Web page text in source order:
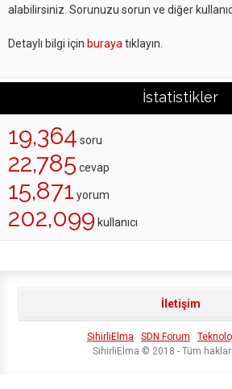
alabilirsiniz. Sorunuzu sorun ve diğer
Detaylı bilgi için buraya tıklayın.
İstatistikler
19,364 soru
22,785 cevap
15,871 yorum
202,099 kullanıcı
İletişim
SihirliElma SDN Forum
SihirliElma © 2018 - Tüm